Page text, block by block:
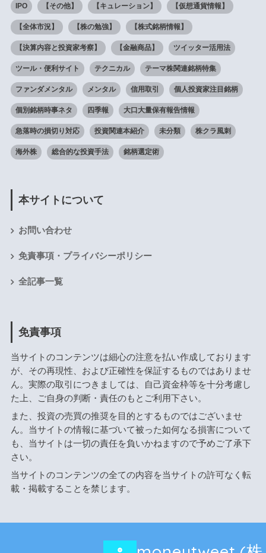
IPO 【その他】 【キュレーション】 【仮想通貨情報】
【全体市況】 【株の勉強】 【株式銘柄情報】
【決算内容と投資家考察】 【金融商品】 ツイッター活用法
ツール・便利サイト テクニカル テーマ株関連銘柄特集
ファンダメンタル メンタル 信用取引 個人投資家注目銘柄
個別銘柄時事ネタ 四季報 大口大量保有報告情報
急落時の損切り対応 投資関連本紹介 未分類 株クラ風刺
海外株 総合的な投資手法 銘柄選定術
本サイトについて
お問い合わせ
免責事項・プライバシーポリシー
全記事一覧
免責事項
当サイトのコンテンツは細心の注意を払い作成しております
が、その再現性、および正確性を保証するものではありませ
ん。実際の取引につきましては、自己資金枠等を十分考慮し
た上、ご自身の判断・責任のもとご利用下さい。
また、投資の売買の推奨を目的とするものではございませ
ん。当サイトの情報に基づいて被った如何なる損害について
も、当サイトは一切の責任を負いかねますので予めご了承下
さい。
当サイトのコンテンツの全ての内容を当サイトの許可なく転
載・掲載することを禁じます。